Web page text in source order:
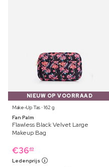
NIEUW OP VOORRAAD
Make-Up Tas ⋅ 162 g
Fan Palm
Flawless Black Velvet Large
Makeup Bag
€3649
Ledenprijs